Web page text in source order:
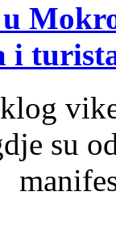
i
su